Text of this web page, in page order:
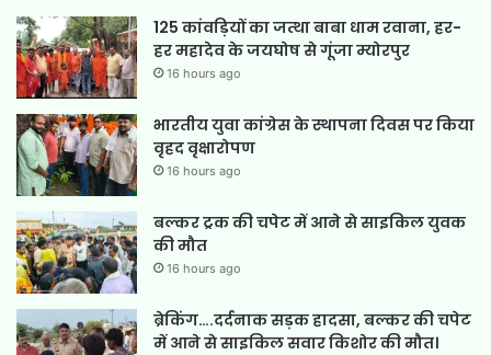
125 कांवड़ियों का जत्था बाबा धाम रवाना, हर-
हर महादेव के जयघोष से गूंजा म्योरपुर
16 hours ago
भारतीय युवा कांग्रेस के स्थापना दिवस पर किया
वृहद वृक्षारोपण
16 hours ago
बल्कर ट्रक की चपेट में आने से साइकिल युवक
की मौत
16 hours ago
ब्रेकिंग….दर्दनाक सड़क हादसा, बल्कर की चपेट
में आने से साइकिल सवार किशोर की मौत।